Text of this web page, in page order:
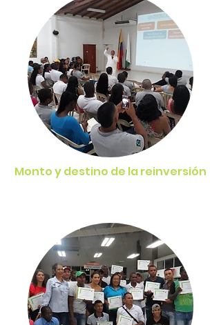
Monto y destino de la reinversión